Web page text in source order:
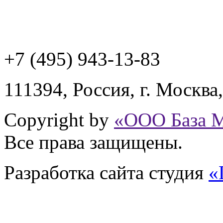
+7 (495) 943-13-83
111394, Россия, г. Москва
Copyright by «ООО База
Все права защищены.
Разработка сайта студия